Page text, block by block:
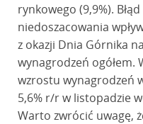
rynkowego (9,9%).
niedoszacowania
z okazji Dnia Górnika
wynagrodzeń ogółem.
wzrostu wynagrodzeń
5,6% r/r w listopadzie
Warto zwrócić uwagę,